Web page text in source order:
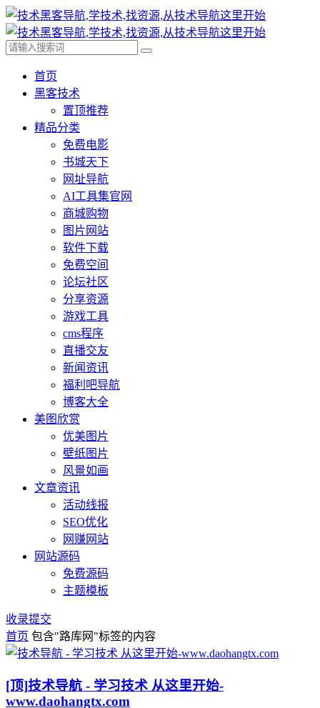
首页
黑客技术
置顶推荐
精品分类
免费电影
书城天下
网址导航
AI工具集官网
商城购物
图片网站
软件下载
免费空间
论坛社区
分享资源
游戏工具
cms程序
直播交友
新闻资讯
福利吧导航
博客大全
美图欣赏
优美图片
壁纸图片
风景如画
文章资讯
活动线报
SEO优化
网赚网站
网站源码
免费源码
主题模板
收录提交
首页 包含"路库网"标签的内容
[顶]技术导航 - 学习技术 从这里开始-
www.daohangtx.com